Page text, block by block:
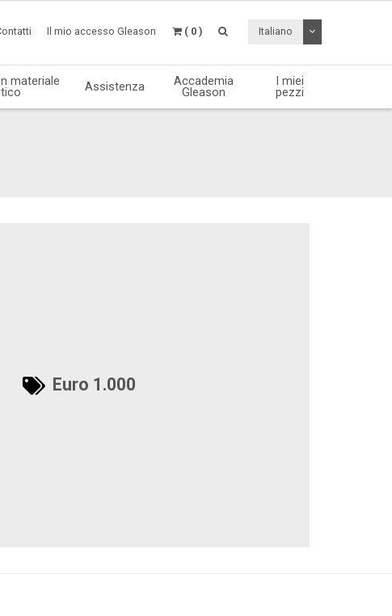
Il mio accesso Gleason ( 0 ) Italiano Attiva /
materiale Assistenza Accademia
Gleason
I miei
pezzi
Euro 1.000